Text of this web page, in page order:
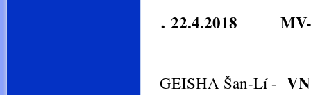
. 22.4.2018 MV-
GEISHA Šan-Lí -